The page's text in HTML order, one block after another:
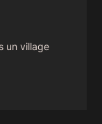
un village